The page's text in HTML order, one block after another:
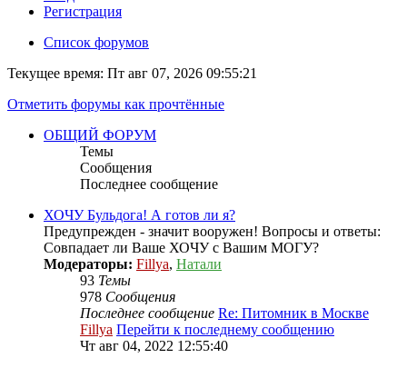
Регистрация
Список форумов
Текущее время: Пт авг 07, 2026 09:55:21
Отметить форумы как прочтённые
ОБЩИЙ ФОРУМ
Темы
Сообщения
Последнее сообщение
ХОЧУ Бульдога! А готов ли я?
Предупрежден - значит вооружен! Вопросы и ответы:
Совпадает ли Ваше ХОЧУ с Вашим МОГУ?
Модераторы: Fillya, Натали
93 Темы
978 Сообщения
Последнее сообщение Re: Питомник в Москве
Fillya Перейти к последнему сообщению
Чт авг 04, 2022 12:55:40